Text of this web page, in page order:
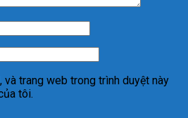
và trang web trong trình duyệt này
tôi.